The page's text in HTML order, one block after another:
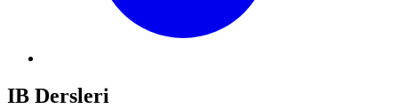
IB Dersleri